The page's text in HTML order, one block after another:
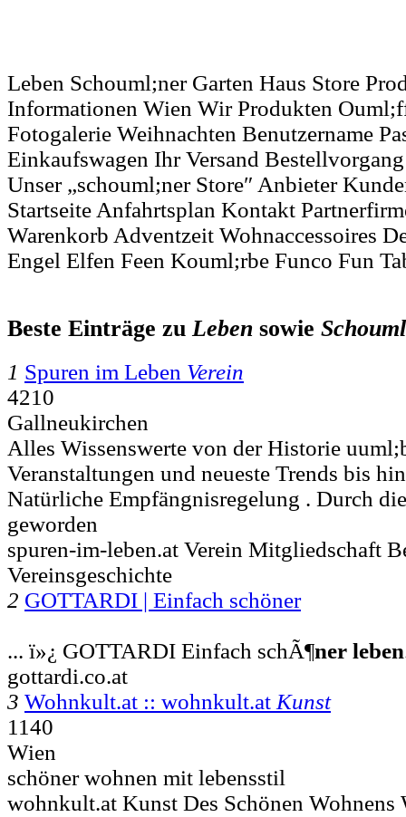
Leben Schouml;ner Garten Haus Store
Informationen Wien Wir Produkten
Fotogalerie Weihnachten Benutzername
Einkaufswagen Ihr Versand
Unser „schouml;ner Store″ Anbieter
Startseite Anfahrtsplan Kontakt
Warenkorb Adventzeit Wohnaccessoires
Engel Elfen Feen Kouml;rbe Funco Fun
Beste Einträge zuLeben sowie
1 Spuren im Leben Verein
4210
Gallneukirchen
Alles Wissenswerte von der Historie
Veranstaltungen und neueste Trends bis
Natürliche Empfängnisregelung . Durch
geworden
spuren-im-leben.at Verein Mitgliedschaft
Vereinsgeschichte
2 GOTTARDI | Einfach schöner
... ï»¿ GOTTARDI Einfach schÃ¶ner leben
gottardi.co.at
3 Wohnkult.at :: wohnkult.at Kunst
1140
Wien
schöner wohnen mit lebensstil
wohnkult.at Kunst Des Schönen Wohnens